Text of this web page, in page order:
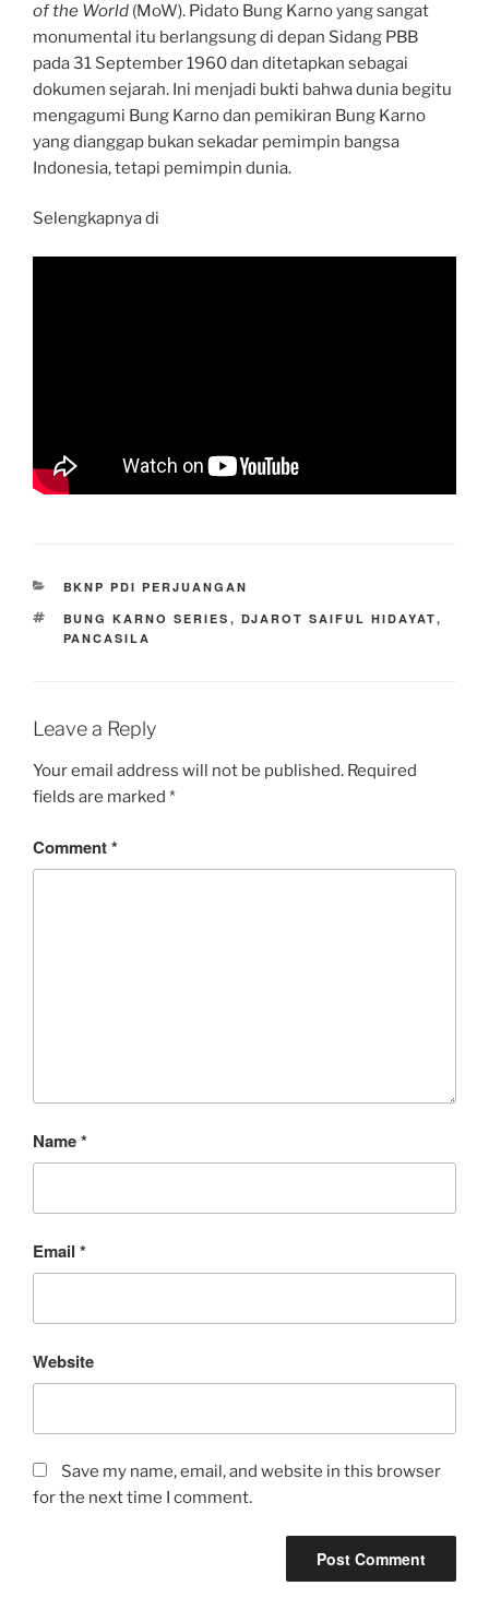
of the World (MoW). Pidato Bung Karno yang sangat
monumental itu berlangsung di depan Sidang PBB
pada 31 September 1960 dan ditetapkan sebagai
dokumen sejarah. Ini menjadi bukti bahwa dunia begitu
mengagumi Bung Karno dan pemikiran Bung Karno
yang dianggap bukan sekadar pemimpin bangsa
Indonesia, tetapi pemimpin dunia.
Selengkapnya di
CATEGORIES
BKNP PDI PERJUANGAN
TAGS
BUNG KARNO SERIES , DJAROT SAIFUL HIDAYAT,
PANCASILA
Leave a Reply
Your email address will not be published. Required
fields are marked *
Comment*
Name*
Email *
Website
Save my name, email, and website in this browser
for the next time I comment.